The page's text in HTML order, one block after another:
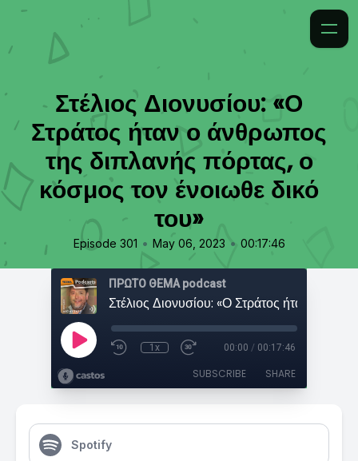
Στέλιος Διονυσίου: «Ο
Στράτος ήταν ο άνθρωπος
της διπλανής πόρτας, ο
κόσμος τον ένοιωθε δικό
του»
Episode 301 • May 06, 2023 • 00:17:46
ΠΡΩΤΟ ΘΕΜΑ podcast
1x 00:00 / 00:17:46
SUBSCRIBE SHARE
Spotify